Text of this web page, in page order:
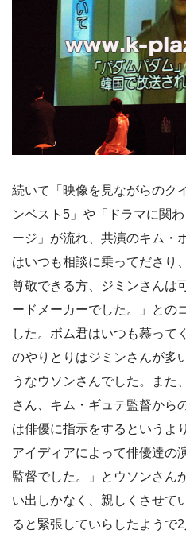
続いて「映像を見ながらのク
ンベスト5」や「ドラマに関
ージ」が流れ、共演のキム・
はいつも相談に乗ってださり
尊敬できる方、ジミンさんは
ードメーカーでした。」との
した。ボム君はいつも慕って
のやりとりはジミンさんが多
うなウソンさんでした。また
さん、キム・ギュテ監督から
は俳優に指示をするというよ
アイディアによって俳優達の
監督でした。」とウソンさん
い出しかなく、親しくさせて
ると緊張していらしたようで